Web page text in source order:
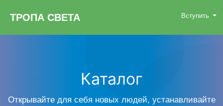
ТРОПА СВЕТА Вступить
Каталог
Открывайте для себя новых людей, устанавливайте